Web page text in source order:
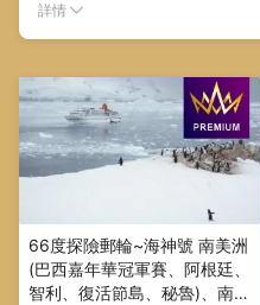
詳情
66度探險郵輪~海神號 南美洲
(巴西嘉年華冠軍賽、阿根廷、
智利、復活節島、秘魯)、南極